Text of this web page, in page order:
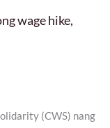
wage hike,
(CWS) nang